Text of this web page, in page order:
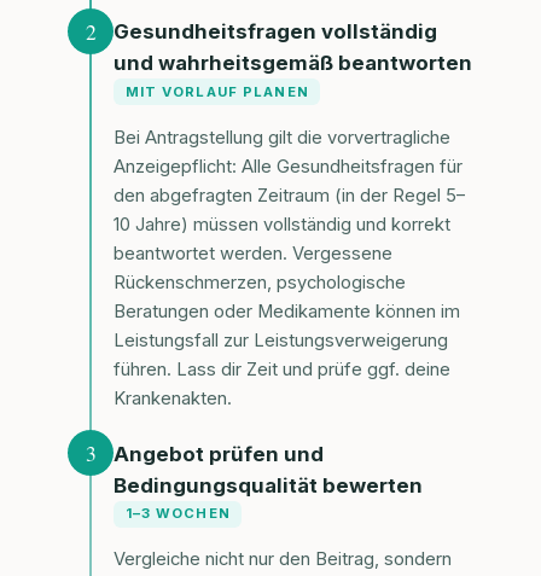
2
Gesundheitsfragen vollständig
und wahrheitsgemäß beantworten
MIT VORLAUF PLANEN
Bei Antragstellung gilt die vorvertragliche
Anzeigepflicht: Alle Gesundheitsfragen für
den abgefragten Zeitraum (in der Regel 5–
10 Jahre) müssen vollständig und korrekt
beantwortet werden. Vergessene
Rückenschmerzen, psychologische
Beratungen oder Medikamente können im
Leistungsfall zur Leistungsverweigerung
führen. Lass dir Zeit und prüfe ggf. deine
Krankenakten.
3
Angebot prüfen und
Bedingungsqualität bewerten
1–3 WOCHEN
Vergleiche nicht nur den Beitrag, sondern